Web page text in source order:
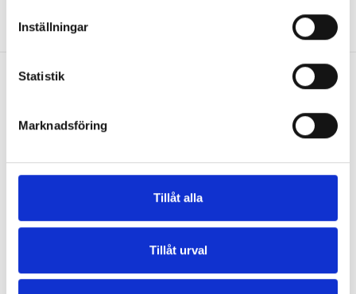
Inställningar
Statistik
Marknadsföring
Tillåt alla
Tillåt urval